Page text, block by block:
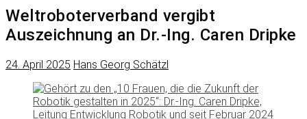
Weltroboterverband vergibt
Auszeichnung an Dr.-Ing. Caren Dripke
24. April 2025 Hans Georg Schätzl